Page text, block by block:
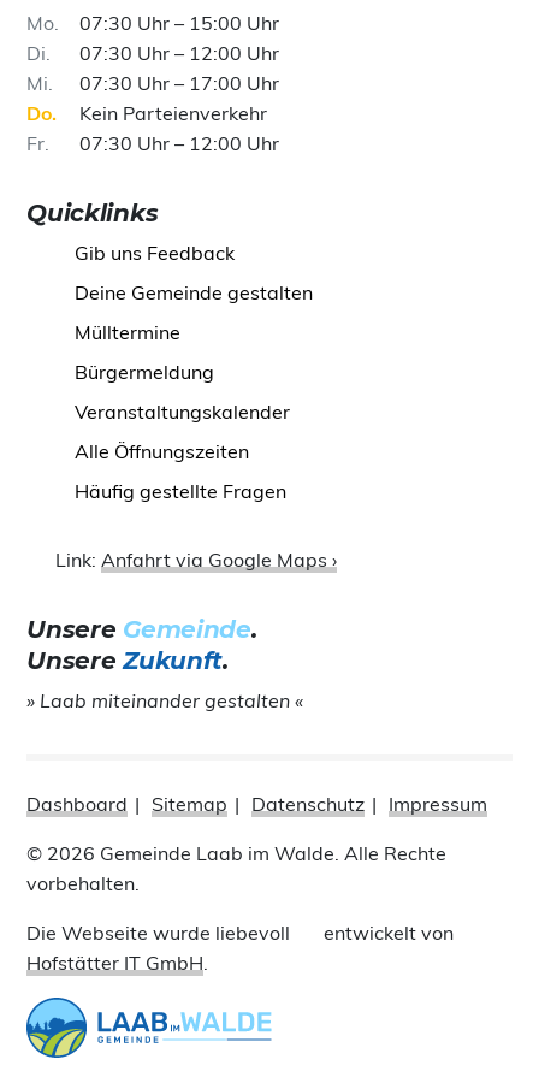
Mo
07:30 Uhr – 15:00 Uhr
Di
07:30 Uhr – 12:00 Uhr
Mi
07:30 Uhr – 17:00 Uhr
Do
Kein Parteienverkehr
Fr
07:30 Uhr – 12:00 Uhr
Quicklinks
Gib uns Feedback
Deine Gemeinde gestalten
Mülltermine
Bürgermeldung
Veranstaltungskalender
Alle Öffnungszeiten
Häufig gestellte Fragen
Link:Anfahrt via Google Maps ›
Unsere Gemeinde.
UnsereZukunft.
» Laab miteinander gestalten «
Dashboard Sitemap Datenschutz Impressum
© 2026 Gemeinde Laab im Walde. Alle Rechte
vorbehalten.
Die Webseite wurde liebevoll
entwickelt von
Hofstätter IT GmbH.